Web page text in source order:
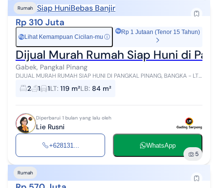
Rumah Siap HuniBebas Banjir
Rp 310 Juta
Rp Lihat Kemampuan Cicilan-mu ⓘ
Rp 1 Jutaan (Tenor 15 Tahun)
Dijual Murah Rumah Siap Huni di
Gabek, Pangkal Pinang
DIJUAL MURAH RUMAH SIAP HUNI DI PANGKAL PINANG, BANGKA - LT
119 m² - HARGA Rp310 JUTA NEGO Kesempatan memiliki rumah siap
huni dengan harga terja...
2 1 1LT: 119 m²LB: 84 m²
Diperbarui 1 bulan yang lalu oleh
Lie Rusni
+628131... WhatsApp
5
Rumah